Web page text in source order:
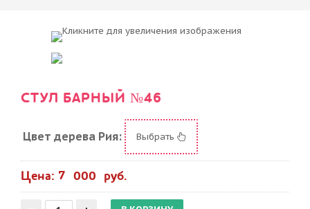
СТУЛ БАРНЫЙ №46
Цвет дерева Рия: Выбрать
Цена: 7 000 руб.